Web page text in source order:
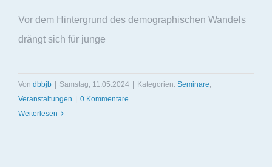
Vor dem Hintergrund des demographischen Wandels
drängt sich für junge
Von dbbjb Samstag, 11.05.2024 Kategorien: Seminare,
Veranstaltungen
0 Kommentare
Weiterlesen